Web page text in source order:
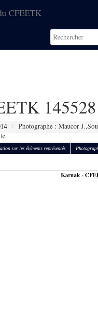
CFEETK
145528
Photographe : Maucor
sur les éléments représentés